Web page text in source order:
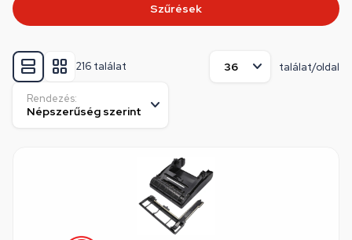
216 találat találat/oldal
Rendezés:
Szűrések